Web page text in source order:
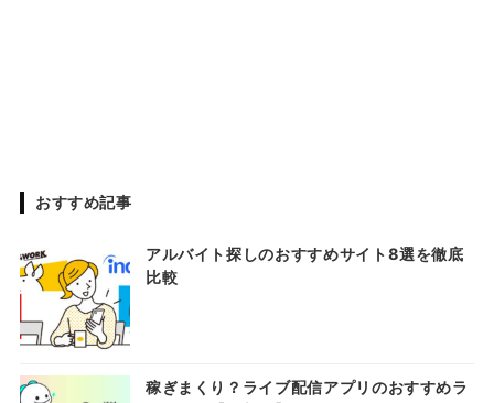
おすすめ記事
アルバイト探しのおすすめサイト8選を徹底
比較
稼ぎまくり？ライブ配信アプリのおすすめラ